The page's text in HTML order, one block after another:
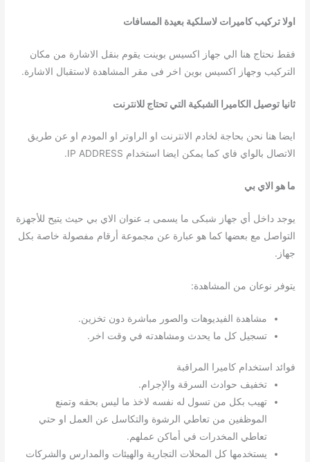
اولا تركيب كاميرات لاسلكية بعيدة المسافات
فقط نحتاج هنا الي جهاز اكسيس بوينت يقوم بنقل الاشارة من مكان
التركيب وجهاز اكسيس بوين اخر فى مقر المشاهدة لاستقبال الاشارة.
ثانيا توصيل الكاميرا الشبكية التي تحتاج للانترنت
ايضا هنا نحن بحاجة لخادم الانترنت او الراوتر او المودم او عن طريق
الاتصال بالواي فاي كما يمكن ايضا استخدام IP ADDRESS.
ما هو الاي بي
يوجد داخل أي جهاز شبكى ما يسمى بـ عنوان الاي بي حيث يتيح للأجهزة
التواصل مع بعضها كما هو عبارة عن مجموعة أرقام مفصولة خاصة بكل
جهاز.
يتوفر نوعان من المشاهدة:
مشاهدة الفيديوهات والصور مباشرة دون تخزين.
تسجيل كل ما يحدث ومشاهدته في وقت اخر.
فوائد استخدام كاميرا المراقبة
تخفيف حوادث السرقة والإجرام.
تهيب بكل من تسول له نفسه لاخذ ما ليس بحقه وتمنع
الموظفين من تعاطي الرشوة والتكاسل عن العمل او حتي
تعاطي المخدرات في أماكن عملهم.
يستخدمها كل المحلات التجارية والهيئات والمدارس والشركات